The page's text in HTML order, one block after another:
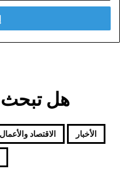
الإلكتروني
هل تبحث
الأخبار الاقتصاد والأعمال